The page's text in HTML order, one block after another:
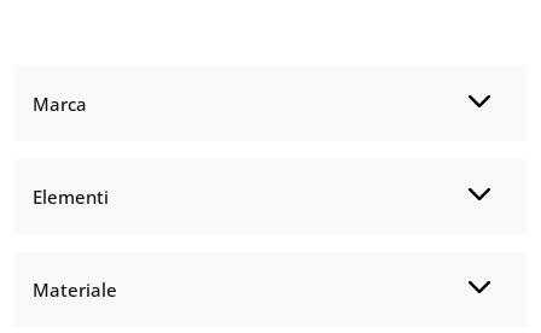
Marca
Elementi
Materiale